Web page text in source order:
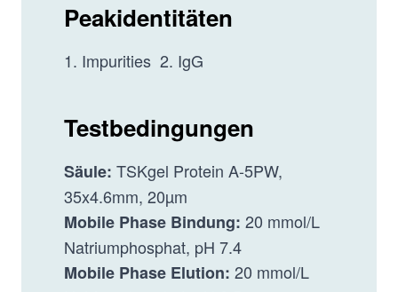
Peakidentitäten
1. Impurities 2. IgG
Testbedingungen
Säule: TSKgel Protein A-5PW,
35x4.6mm, 20µm
Mobile Phase Bindung: 20 mmol/L
Natriumphosphat, pH 7.4
Mobile Phase Elution: 20 mmol/L